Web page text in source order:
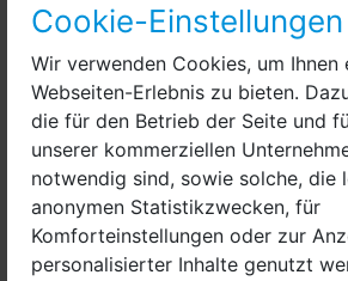
Cookie-Einstellungen
Wir verwenden Cookies, um Ihnen
Webseiten-Erlebnis zu bieten.
die für den Betrieb der Seite und
unserer kommerziellen
notwendig sind, sowie solche, die
anonymen Statistikzwecken, für
Komforteinstellungen oder zur
personalisierter Inhalte genutzt
divers
Welcher Altersgruppe gehören Sie
18 oder jünger
19 - 25
26 - 35